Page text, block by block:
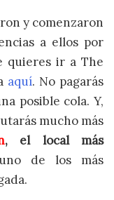
y comenzaron
a ellos por
quieres ir a The
aquí. No pagarás
posible cola. Y,
mucho más
, el local más
de los más